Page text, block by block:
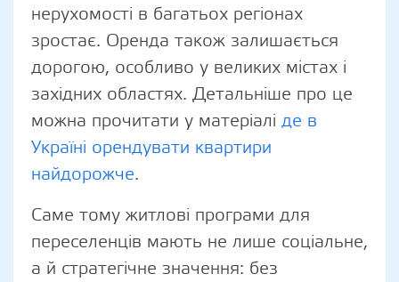
нерухомості в багатьох регіонах
зростає. Оренда також залишається
дорогою, особливо у великих містах і
західних областях. Детальніше про це
можна прочитати у матеріалі де в
Україні орендувати квартири
найдорожче.
Саме тому житлові програми для
переселенців мають не лише соціальне,
а й стратегічне значення: без